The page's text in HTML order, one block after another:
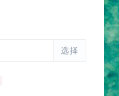
选择